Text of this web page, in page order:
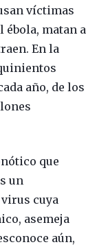
víctimas
matan a
En la
año, de los
que
un
cuya
asemeja
aún,